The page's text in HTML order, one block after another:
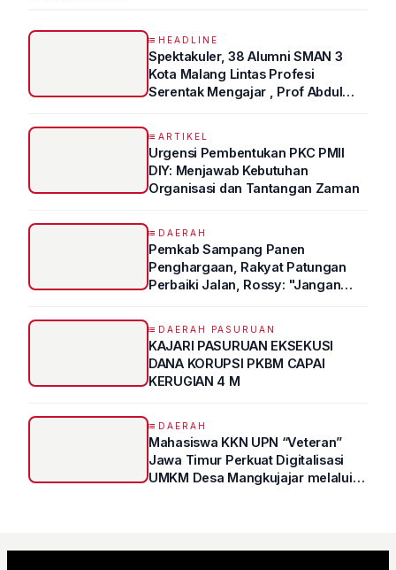
HEADLINE
Spektakuler, 38 Alumni SMAN 3
Kota Malang Lintas Profesi
Serentak Mengajar , Prof Abdul
ARTIKEL
Urgensi Pembentukan PKC PMII
DIY: Menjawab Kebutuhan
Organisasi dan Tantangan Zaman
DAERAH
Pemkab Sampang Panen
Penghargaan, Rakyat Patungan
Perbaiki Jalan, Rossy: "Jangan
DAERAH PASURUAN
KAJARI PASURUAN EKSEKUSI
DANA KORUPSI PKBM CAPAI
KERUGIAN 4 M
DAERAH
Mahasiswa KKN UPN “Veteran”
Jawa Timur Perkuat Digitalisasi
UMKM Desa Mangkujajar melalui